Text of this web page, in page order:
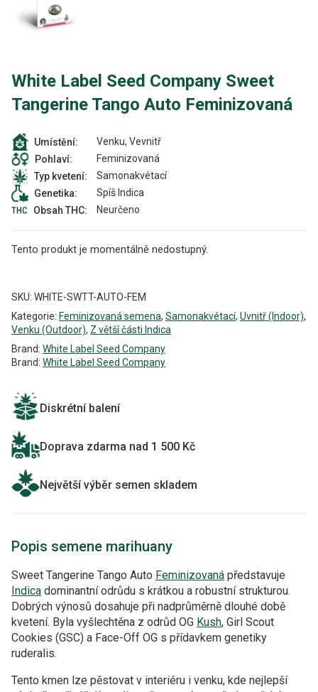
White Label Seed Company Sweet
Tangerine Tango Auto Feminizovaná
Umístění:
Venku, Vevnitř
Pohlaví:
Feminizovaná
Typ kvetení:
Samonakvétací
Genetika:
Spíš Indica
Obsah THC:
Neurčeno
Tento produkt je momentálně nedostupný.
SKU: WHITE-SWTT-AUTO-FEM
Kategorie: Feminizovaná semena, Samonakvétací, Uvnitř (Indoor),
Venku (Outdoor), Z větší části Indica
Brand: White Label Seed Company
Brand: White Label Seed Company
Diskrétní balení
Doprava zdarma nad 1 500 Kč
Největší výběr semen skladem
Popis semene marihuany
Sweet Tangerine Tango Auto Feminizovaná představuje
Indica dominantní odrůdu s krátkou a robustní strukturou.
Dobrých výnosů dosahuje při nadprůměrně dlouhé době
kvetení. Byla vyšlechtěna z odrůd OG Kush, Girl Scout
Cookies (GSC) a Face-Off OG s přídavkem genetiky
ruderalis.
Tento kmen lze pěstovat v interiéru i venku, kde nejlepší